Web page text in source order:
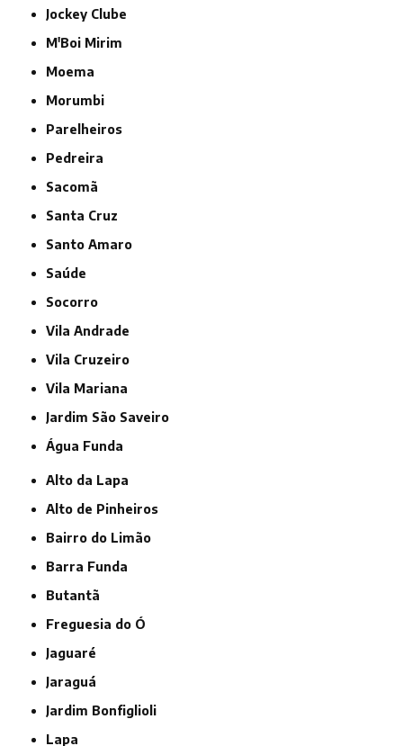
Jockey Clube
M'Boi Mirim
Moema
Morumbi
Parelheiros
Pedreira
Sacomã
Santa Cruz
Santo Amaro
Saúde
Socorro
Vila Andrade
Vila Cruzeiro
Vila Mariana
jardim São Saveiro
Água Funda
Alto da Lapa
Alto de Pinheiros
Bairro do Limão
Barra Funda
Butantã
Freguesia do Ó
Jaguaré
Jaraguá
Jardim Bonfiglioli
Lapa